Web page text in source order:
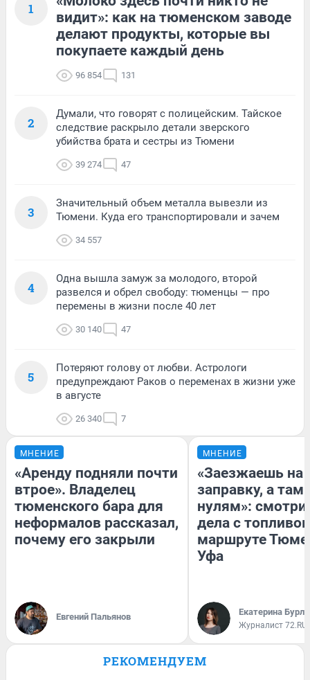
1
видит»: как на тюменском заводе
делают продукты, которые вы
покупаете каждый день
96 854 131
2
Думали, что говорят с полицейским. Тайское
следствие раскрыло детали зверского
убийства брата и сестры из Тюмени
39 274 47
3
Значительный объем металла вывезли из
Тюмени. Куда его транспортировали и зачем
34 557
4
Одна вышла замуж за молодого, второй
развелся и обрел свободу: тюменцы — про
перемены в жизни после 40 лет
30 140 47
5
Потеряют голову от любви. Астрологи
предупреждают Раков о переменах в жизни уже
в августе
26 340 7
МНЕНИЕ
«Аренду подняли почти
втрое». Владелец
тюменского бара для
неформалов рассказал,
почему его закрыли
Евгений Пальянов
МНЕНИЕ
«Заезжаешь на
заправку, а там
нулям»:
дела с
маршруте
Уфа
Екатерина
Журналист 72.RU
РЕКОМЕНДУЕМ